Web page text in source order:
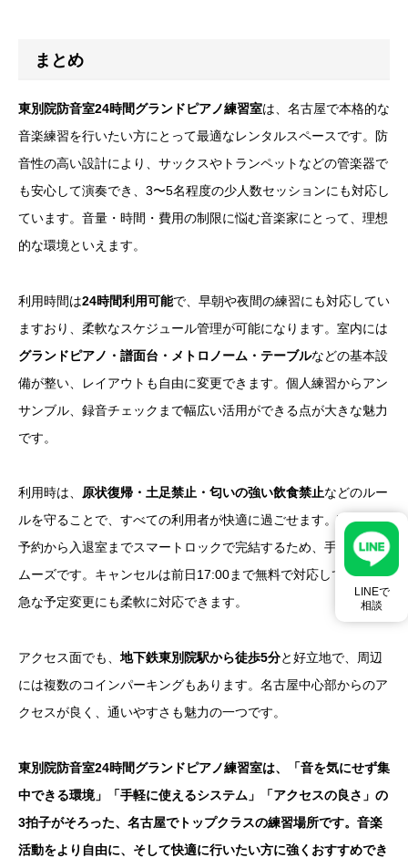
まとめ
東別院防音室24時間グランドピアノ練習室は、名古屋で本格的な
音楽練習を行いたい方にとって最適なレンタルスペースです。防
音性の高い設計により、サックスやトランペットなどの管楽器で
も安心して演奏でき、3〜5名程度の少人数セッションにも対応し
ています。音量・時間・費用の制限に悩む音楽家にとって、理想
的な環境といえます。
利用時間は24時間利用可能で、早朝や夜間の練習にも対応してい
ますおり、柔軟なスケジュール管理が可能になります。室内には
グランドピアノ・譜面台・メトロノーム・テーブルなどの基本設
備が整い、レイアウトも自由に変更できます。個人練習からアン
サンブル、録音チェックまで幅広い活用ができる点が大きな魅力
です。
利用時は、 原状復帰・土足禁止・匂いの強い飲食禁止などのルー
ルを守ることで、すべての利用者が快適に過ごせます。Webでの
予約から入退室までスマートロックで完結するため、手続きもス
ムーズです。キャンセルは前日17:00まで無料で対応しており、
急な予定変更にも柔軟に対応できます。
アクセス面でも、 地下鉄東別院駅から徒歩5分と好立地で、周辺
には複数のコインパーキングもあります。名古屋中心部からのア
クセスが良く、通いやすさも魅力の一つです。
東別院防音室24時間グランドピアノ練習室は、「音を気にせず集
中できる環境」「手軽に使えるシステム」「アクセスの良さ」の
3拍子がそろった、名古屋でトップクラスの練習場所です。音楽
活動をより自由に、そして快適に行いたい方に強くおすすめでき
LINEで
相談